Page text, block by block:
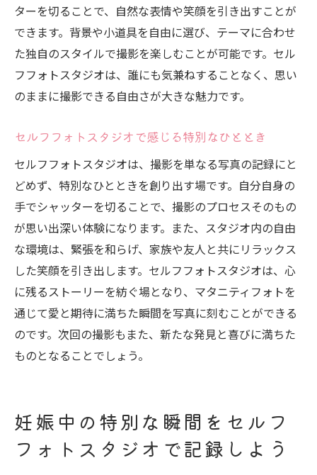
妊娠中の愛おしい瞬間をセルフフォトで
セルフフォトスタジオでの心温まる写真
愛しさを写真に込めるテクニック
セルフフォトスタジオでの記憶に残る撮影
ターを切ることで、自然な表情や笑顔を引き出すことが
できます。背景や小道具を自由に選び、テーマに合わせ
た独自のスタイルで撮影を楽しむことが可能です。セル
フフォトスタジオは、誰にも気兼ねすることなく、思い
のままに撮影できる自由さが大きな魅力です。
セルフフォトスタジオで感じる特別なひととき
セルフフォトスタジオは、撮影を単なる写真の記録にと
どめず、特別なひとときを創り出す場です。自分自身の
手でシャッターを切ることで、撮影のプロセスそのもの
が思い出深い体験になります。また、スタジオ内の自由
な環境は、緊張を和らげ、家族や友人と共にリラックス
した笑顔を引き出します。セルフフォトスタジオは、心
に残るストーリーを紡ぐ場となり、マタニティフォトを
通じて愛と期待に満ちた瞬間を写真に刻むことができる
のです。次回の撮影もまた、新たな発見と喜びに満ちた
ものとなることでしょう。
妊娠中の特別な瞬間をセルフ
フォトスタジオで記録しよう